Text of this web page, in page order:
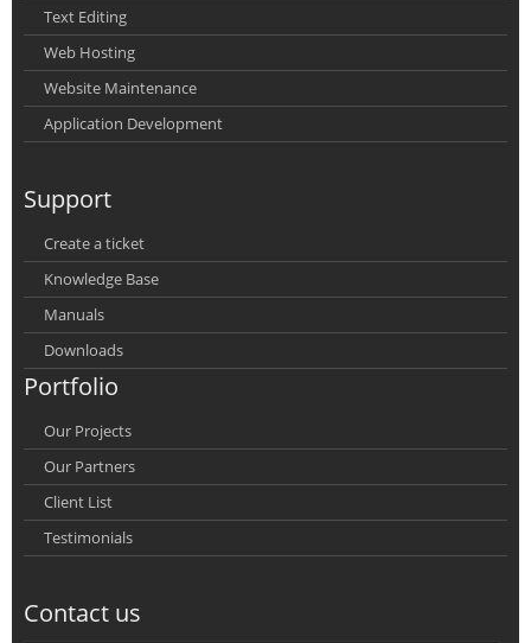
Text Editing
Web Hosting
Website Maintenance
Application Development
Support
Create a ticket
Knowledge Base
Manuals
Downloads
Portfolio
Our Projects
Our Partners
Client List
Testimonials
Contact us